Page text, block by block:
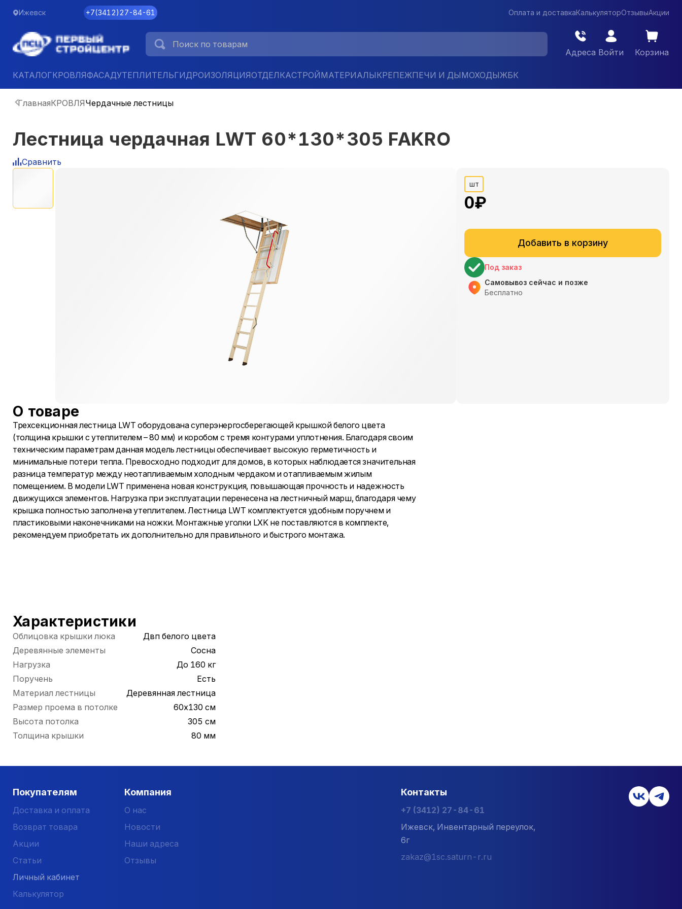
Ижевск +7(3412)27-84-61 Оплата и доставкаКалькуляторОтзывыАкции
Адреса Войти Корзина
КАТАЛОГКРОВЛЯФАСАДУТЕПЛИТЕЛЬГИДРОИЗОЛЯЦИЯОТДЕЛКАСТРОЙМАТЕРИАЛЫКРЕПЕЖПЕЧИ И ДЫМОХОДЫЖБК
ГлавнаяКРОВЛЯЧердачные лестницы
Лестница чердачная LWT 60*130*305 FAKRO
Сравнить
шт
0₽
Добавить в корзину
Под заказ
Самовывоз сейчас и позже
Бесплатно
О товаре
Трехсекционная лестница LWT оборудована суперэнергосберегающей крышкой белого цвета
(толщина крышки с утеплителем – 80 мм) и коробом с тремя контурами уплотнения. Благодаря своим
техническим параметрам данная модель лестницы обеспечивает высокую герметичность и
минимальные потери тепла. Превосходно подходит для домов, в которых наблюдается значительная
разница температур между неотапливаемым холодным чердаком и отапливаемым жилым
помещением. В модели LWT применена новая конструкция, повышающая прочность и надежность
движущихся элементов. Нагрузка при эксплуатации перенесена на лестничный марш, благодаря чему
крышка полностью заполнена утеплителем. Лестница LWT комплектуется удобным поручнем и
пластиковыми наконечниками на ножки. Монтажные уголки LXK не поставляются в комплекте,
рекомендуем приобретать их дополнительно для правильного и быстрого монтажа.
Характеристики
Облицовка крышки люка
Двп белого цвета
Деревянные элементы
Сосна
Нагрузка
До 160 кг
Поручень
Есть
Материал лестницы
Деревянная лестница
Размер проема в потолке
60х130 см
Высота потолка
305 см
Толщина крышки
80 мм
Покупателям
Доставка и оплата
Возврат товара
Акции
Статьи
Личный кабинет
Калькулятор
Компания
О нас
Новости
Наши адреса
Отзывы
Контакты
+7 (3412) 27-84-61
Ижевск, Инвентарный переулок,
6г
zakaz@1sc.saturn-r.ru